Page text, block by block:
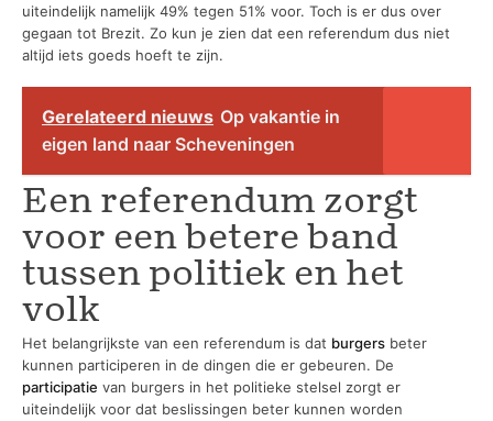
uiteindelijk namelijk 49% tegen 51% voor. Toch is er dus over
gegaan tot Brezit. Zo kun je zien dat een referendum dus niet
altijd iets goeds hoeft te zijn.
Gerelateerd nieuws Op vakantie in
eigen land naar Scheveningen
Een referendum zorgt
voor een betere band
tussen politiek en het
volk
Het belangrijkste van een referendum is dat burgers beter
kunnen participeren in de dingen die er gebeuren. De
participatie van burgers in het politieke stelsel zorgt er
uiteindelijk voor dat beslissingen beter kunnen worden